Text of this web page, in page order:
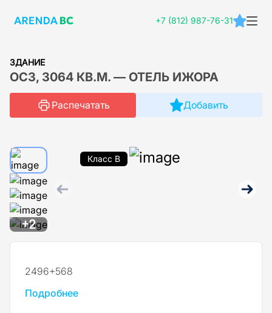
+7 (812) 987-76-31
ЗДАНИЕ
ОСЗ, 3064 КВ.М. — ОТЕЛЬ ИЖОРА
Распечатать Добавить
Класс B
+2
2496+568
Подробнее